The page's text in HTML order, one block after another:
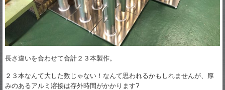
長さ違いを合わせて合計２３本製作。
２３本なんて大した数じゃない！なんて思われるかもしれませんが、厚
みのあるアルミ溶接は存外時間がかかります?